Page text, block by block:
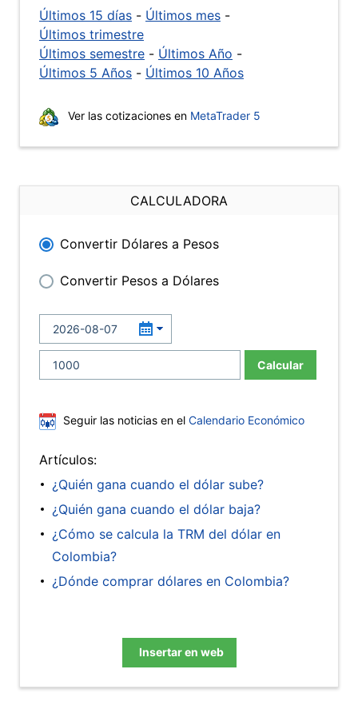
Últimos 15 días - Últimos mes -
Últimos trimestre
Últimos semestre - Últimos Año -
Últimos 5 Años - Últimos 10 Años
Ver las cotizaciones en MetaTrader 5
CALCULADORA
Convertir Dólares a Pesos
Convertir Pesos a Dólares
Calcular
Seguir las noticias en el Calendario Económico
Artículos:
¿Quién gana cuando el dólar sube?
¿Quién gana cuando el dólar baja?
¿Cómo se calcula la TRM del dólar en
Colombia?
¿Dónde comprar dólares en Colombia?
Insertar en web